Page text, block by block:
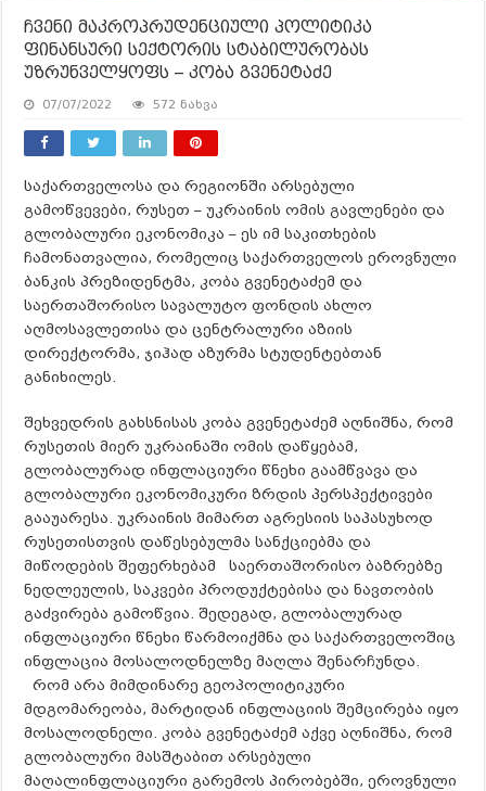
ჩვენი მაკროპრუდენციული პოლიტიკა
ფინანსური სექტორის სტაბილურობას
უზრუნველყოფს – კობა გვენეტაძე
07/07/2022 572 ნახვა
საქართველოსა და რეგიონში არსებული
გამოწვევები, რუსეთ – უკრაინის ომის გავლენები და
გლობალური ეკონომიკა – ეს იმ საკითხების
ჩამონათვალია, რომელიც საქართველოს ეროვნული
ბანკის პრეზიდენტმა, კობა გვენეტაძემ და
საერთაშორისო სავალუტო ფონდის ახლო
აღმოსავლეთისა და ცენტრალური აზიის
დირექტორმა, ჯიჰად აზურმა სტუდენტებთან
განიხილეს.
შეხვედრის გახსნისას კობა გვენეტაძემ აღნიშნა, რომ
რუსეთის მიერ უკრაინაში ომის დაწყებამ,
გლობალურად ინფლაციური წნეხი გაამწვავა და
გლობალური ეკონომიკური ზრდის პერსპექტივები
გააუარესა. უკრაინის მიმართ აგრესიის საპასუხოდ
რუსეთისთვის დაწესებულმა სანქციებმა და
მიწოდების შეფერხებამ საერთაშორისო ბაზრებზე
ნედლეულის, საკვები პროდუქტებისა და ნავთობის
გაძვირება გამოწვია. შედეგად, გლობალურად
ინფლაციური წნეხი წარმოიქმნა და საქართველოშიც
ინფლაცია მოსალოდნელზე მაღლა შენარჩუნდა.
რომ არა მიმდინარე გეოპოლიტიკური
მდგომარეობა, მარტიდან ინფლაციის შემცირება იყო
მოსალოდნელი. კობა გვენეტაძემ აქვე აღნიშნა, რომ
გლობალური მასშტაბით არსებული
მაღალინფლაციური გარემოს პირობებში, ეროვნული